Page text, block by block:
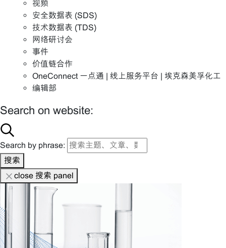
视频
安全数据表 (SDS)
技术数据表 (TDS)
网络研讨会
事件
价值链合作
OneConnect 一点通 | 线上服务平台 | 埃克森美孚化工
编辑部
Search on website:
Search by phrase:
搜索
close 搜索 panel